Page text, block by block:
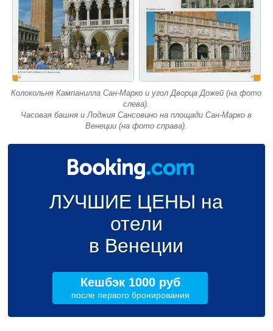
Колокольня Кампанилла Сан-Марко и угол Дворца Дожей (на фото
слева).
Часовая башня и Лоджия Сансовино на площади Сан-Марко в
Венеции (на фото справа).
ЛУЧШИЕ ЦЕНЫ на
отели
в Венеции
Кешбэк 1000 руб
после первого бронирования